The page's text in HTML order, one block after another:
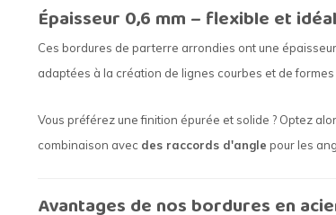
Épaisseur 0,6 mm – flexible et
Ces bordures de parterre arrondies ont une
adaptées à la création de lignes courbes et de
Vous préférez une finition épurée et solide ? Optez
combinaison avec des raccords d'angle pour les
Avantages de nos bordures en